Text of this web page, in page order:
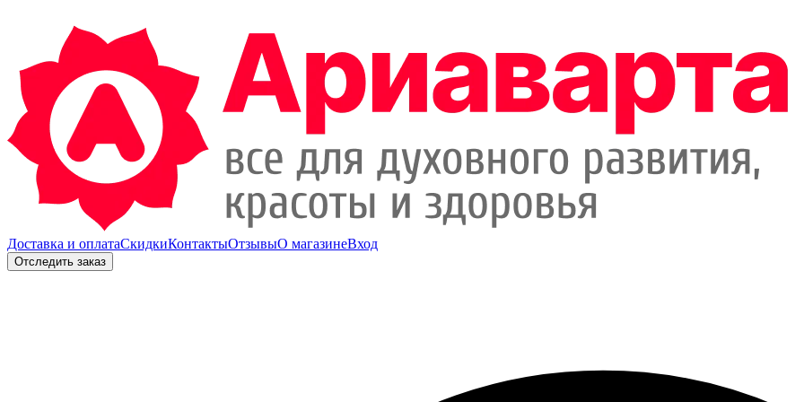
Доставка и оплатаСкидкиКонтактыОтзывыО магазинеВход
Отследить заказ